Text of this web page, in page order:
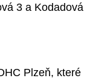
3 a Kodadová
Plzeň, které